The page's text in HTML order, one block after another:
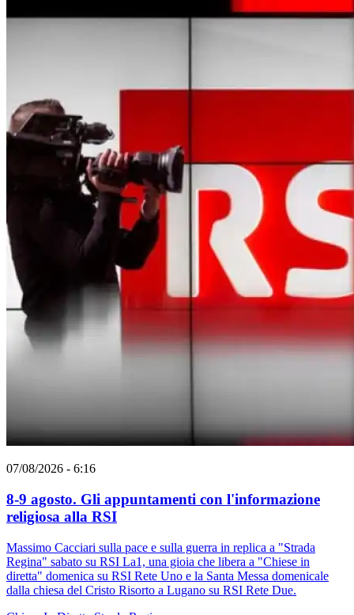
07/08/2026 - 6:16
8-9 agosto. Gli appuntamenti con l'informazione
religiosa alla RSI
Massimo Cacciari sulla pace e sulla guerra in replica a "Strada
Regina" sabato su RSI La1, una gioia che libera a "Chiese in
diretta" domenica su RSI Rete Uno e la Santa Messa domenicale
dalla chiesa del Cristo Risorto a Lugano su RSI Rete Due.